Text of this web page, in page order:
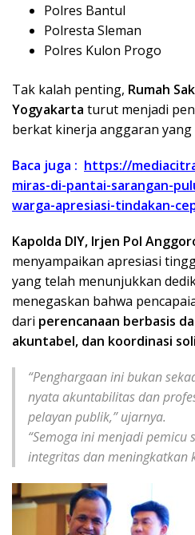
Polres Bantul
Polresta Sleman
Polres Kulon Progo
Tak kalah penting, Rumah
Yogyakarta turut menjadi
berkat kinerja anggaran yang
Baca juga : https://
miras-di-pantai-sarangan-
warga-apresiasi-tindakan-
Kapolda DIY, Irjen Pol
menyampaikan apresiasi
yang telah menunjukkan
menegaskan bahwa
dari perencanaan berbasis
akuntabel, dan koordinasi
“Penghargaan ini bukan
nyata akuntabilitas dan
pelayan publik,” ujarnya.
“Semoga ini menjadi
integritas dan meningkatkan